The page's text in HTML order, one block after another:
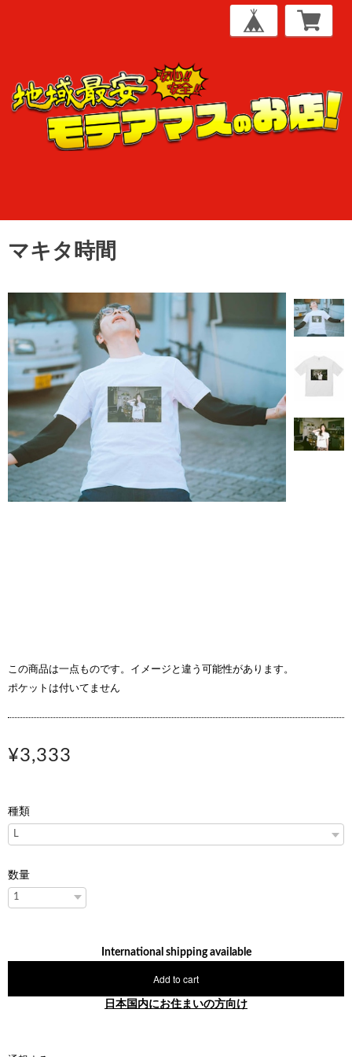
マキタ時間
この商品は一点ものです。イメージと違う可能性があります。
ポケットは付いてません
¥3,333
種類
数量
International shipping available
Add to cart
日本国内にお住まいの方向け